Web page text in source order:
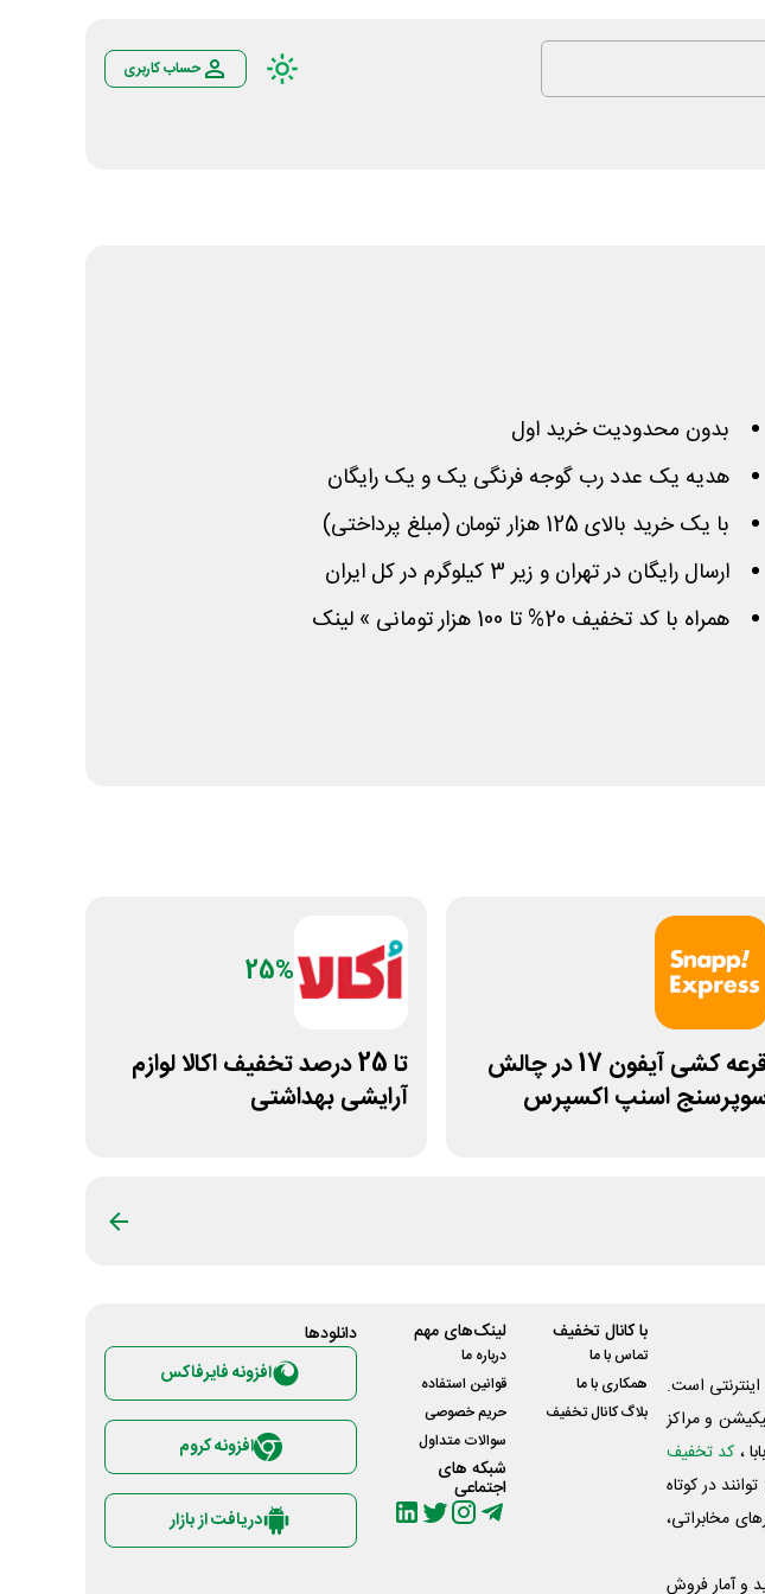
حساب کاربری
بدون محدودیت خرید اول
هدیه یک عدد رب گوجه فرنگی یک و یک رایگان
با یک خرید بالای 125 هزار تومان (مبلغ پرداختی)
ارسال رایگان در تهران و زیر 3 کیلوگرم در کل ایران
همراه با کد تخفیف 20% تا 100 هزار تومانی »
لینک
قرعه کشی آیفون 17 در چالش
اسنپ اکسپرس
25%
تا 25 درصد تخفیف اکالا لوازم
آرایشی بهداشتی
است.
و مراکز
، کد تخفیف
در کوتاه
مخابراتی،
و آمار فروش
با کانال تخفیف
تماس با ما
همکاری با ما
بلاگ کانال تخفیف
لینک‌های مهم
درباره ما
قوانین استفاده
حریم خصوصی
سوالات متداول
شبکه های
اجتماعی
دانلود‌ها
افزونه فایرفاکس
افزونه کروم
دریافت از بازار